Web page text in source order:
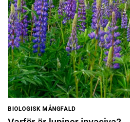
BIOLOGISK MÅNGFALD